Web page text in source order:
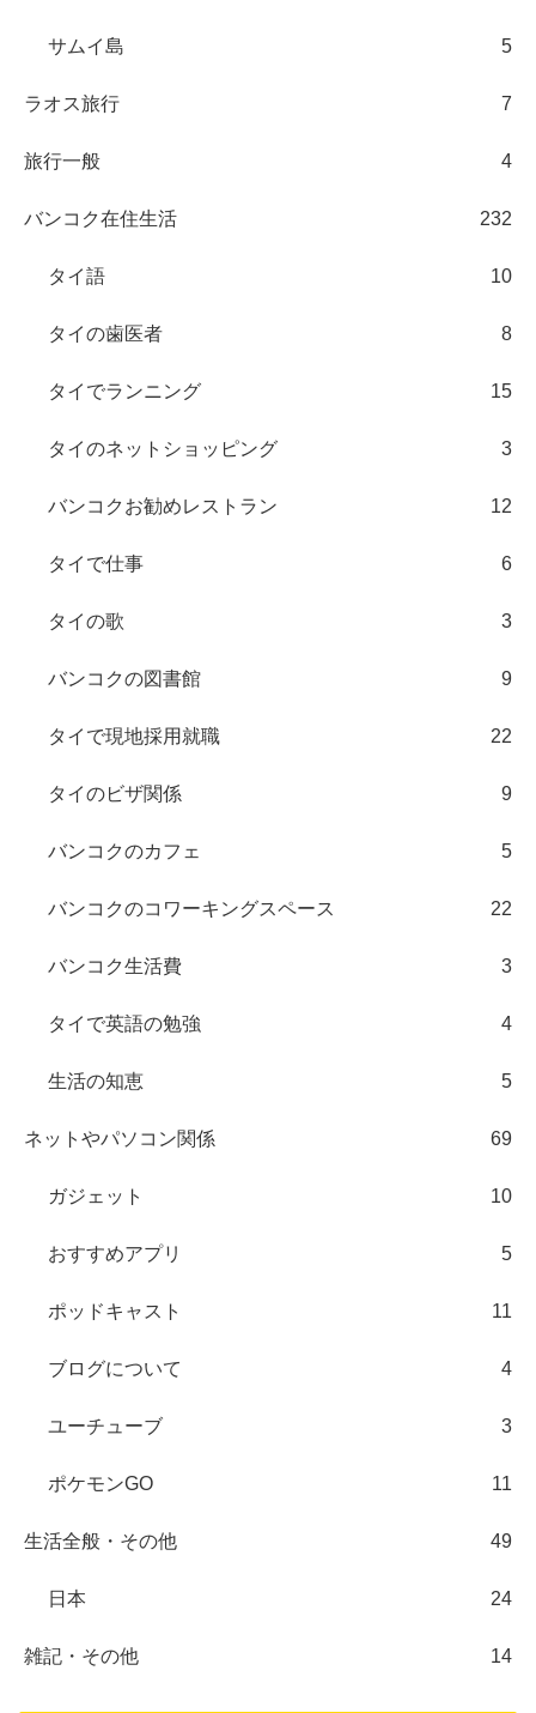
サムイ島 5
ラオス旅行 7
旅行一般 4
バンコク在住生活 232
タイ語 10
タイの歯医者 8
タイでランニング 15
タイのネットショッピング 3
バンコクお勧めレストラン 12
タイで仕事 6
タイの歌 3
バンコクの図書館 9
タイで現地採用就職 22
タイのビザ関係 9
バンコクのカフェ 5
バンコクのコワーキングスペース 22
バンコク生活費 3
タイで英語の勉強 4
生活の知恵 5
ネットやパソコン関係 69
ガジェット 10
おすすめアプリ 5
ポッドキャスト 11
ブログについて 4
ユーチューブ 3
ポケモンGO 11
生活全般・その他 49
日本 24
雑記・その他 14